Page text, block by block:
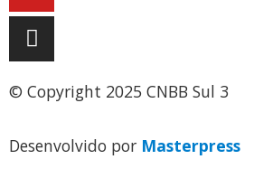
© Copyright 2025 CNBB Sul 3
Desenvolvido por Masterpress